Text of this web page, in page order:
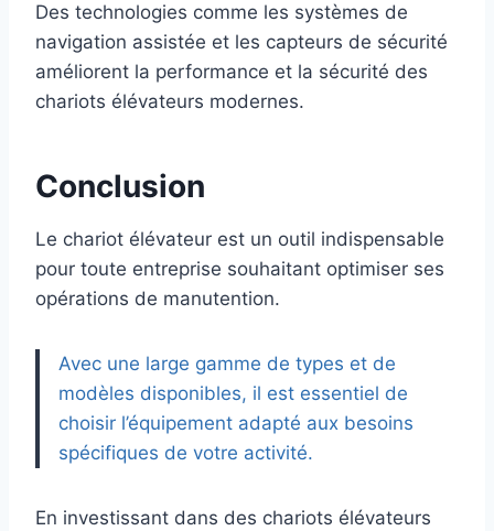
Des technologies comme les systèmes de
navigation assistée et les capteurs de sécurité
améliorent la performance et la sécurité des
chariots élévateurs modernes.
Conclusion
Le chariot élévateur est un outil indispensable
pour toute entreprise souhaitant optimiser ses
opérations de manutention.
Avec une large gamme de types et de
modèles disponibles, il est essentiel de
choisir l’équipement adapté aux besoins
spécifiques de votre activité.
En investissant dans des chariots élévateurs